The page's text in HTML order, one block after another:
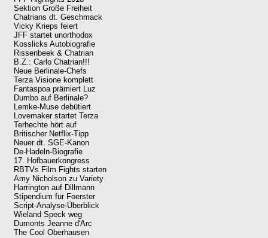
Sektion Große Freiheit
Chatrians dt. Geschmack
Vicky Krieps feiert
JFF startet unorthodox
Kosslicks Autobiografie
Rissenbeek & Chatrian
B.Z.: Carlo Chatrian!!!
Neue Berlinale-Chefs
Terza Visione komplett
Fantaspoa prämiert Luz
Dumbo auf Berlinale?
Lemke-Muse debütiert
Lovemaker startet Terza
Terhechte hört auf
Britischer Netflix-Tipp
Neuer dt. SGE-Kanon
De-Hadeln-Biografie
17. Hofbauerkongress
RBTVs Film Fights starten
Amy Nicholson zu Variety
Harrington auf Dillmann
Stipendium für Foerster
Script-Analyse-Überblick
Wieland Speck weg
Dumonts Jeanne d'Arc
The Cool Oberhausen